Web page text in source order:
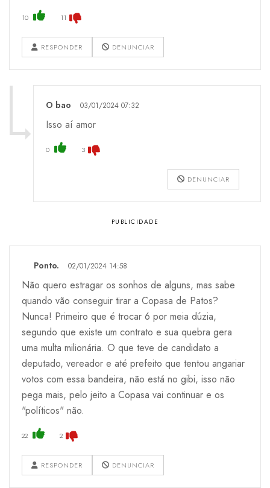
10 11
RESPONDER DENUNCIAR
O bao 03/01/2024 07:32
Isso aí amor
0 3
DENUNCIAR
Ponto. 02/01/2024 14:58
Não quero estragar os sonhos de alguns, mas sabe
quando vão conseguir tirar a Copasa de Patos?
Nunca! Primeiro que é trocar 6 por meia dúzia,
segundo que existe um contrato e sua quebra gera
uma multa milionária. O que teve de candidato a
deputado, vereador e até prefeito que tentou angariar
votos com essa bandeira, não está no gibi, isso não
pega mais, pelo jeito a Copasa vai continuar e os
"políticos" não.
22 2
RESPONDER DENUNCIAR